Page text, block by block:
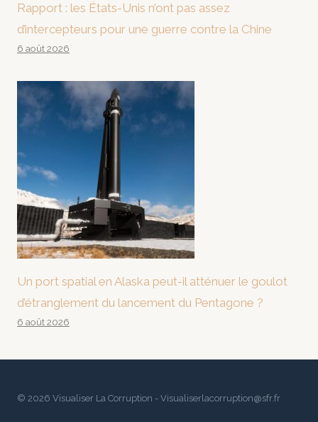
Rapport : les États-Unis n’ont pas assez
d’intercepteurs pour une guerre contre la Chine
6 août 2026
Un port spatial en Alaska peut-il atténuer le goulot
d’étranglement du lancement du Pentagone ?
6 août 2026
© 2026 Visualiser La Corruption - Visualiserlacorruption@sfr.fr